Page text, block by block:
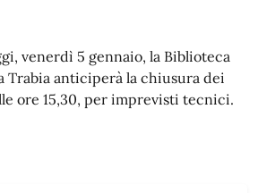
venerdì 5 gennaio, la Biblioteca
Trabia anticiperà la chiusura dei
ore 15,30, per imprevisti tecnici.